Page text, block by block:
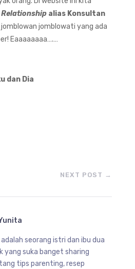
Relationshipalias Konsultan
jomblowan jomblowati yang ada
Eaaaaaaaa….…
dan Dia
NEXT POST →
adalah seorang istri dan ibu dua
yang suka banget sharing
tips parenting, resep